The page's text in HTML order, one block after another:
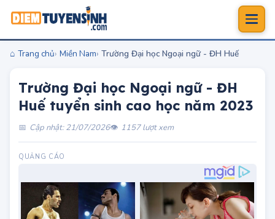
Trang chủ Miền Nam Trường Đại học Ngoại ngữ - ĐH Huế tuyển
Trường Đại học Ngoại ngữ - ĐH
Huế tuyển sinh cao học năm 2023
Cập nhật: 21/07/2026 1157 lượt xem